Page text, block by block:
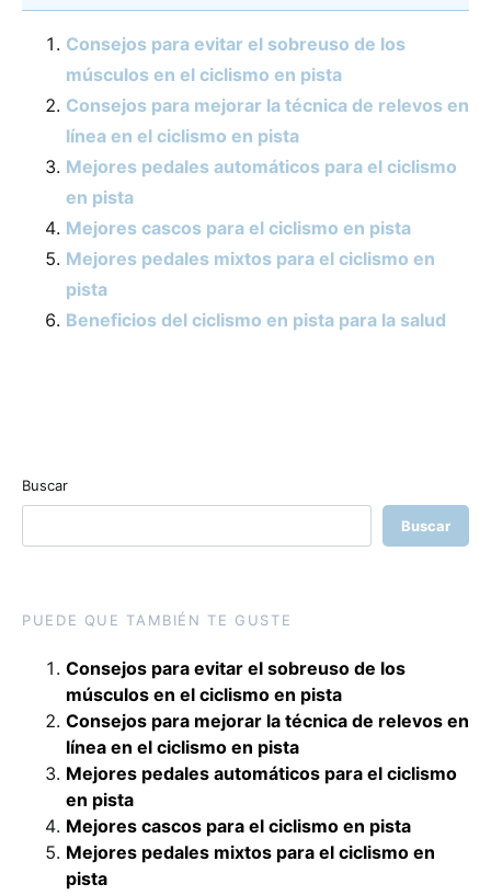
Consejos para evitar el sobreuso de los
músculos en el ciclismo en pista
Consejos para mejorar la técnica de relevos en
línea en el ciclismo en pista
Mejores pedales automáticos para el ciclismo
en pista
Mejores cascos para el ciclismo en pista
Mejores pedales mixtos para el ciclismo en
pista
Beneficios del ciclismo en pista para la salud
Buscar
Buscar
PUEDE QUE TAMBIÉN TE GUSTE
Consejos para evitar el sobreuso de los
músculos en el ciclismo en pista
Consejos para mejorar la técnica de relevos en
línea en el ciclismo en pista
Mejores pedales automáticos para el ciclismo
en pista
Mejores cascos para el ciclismo en pista
Mejores pedales mixtos para el ciclismo en
pista